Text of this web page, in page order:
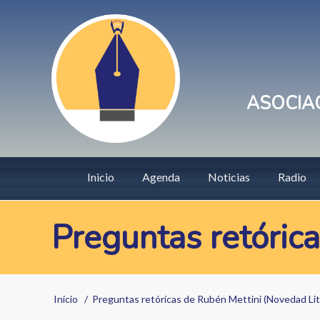
User
account
menu
Main
navigation
Inicio Agenda Noticias Radio
Preguntas
Sobrescribir
Inicio Preguntas retóricas de Rubén Mettini (Novedad